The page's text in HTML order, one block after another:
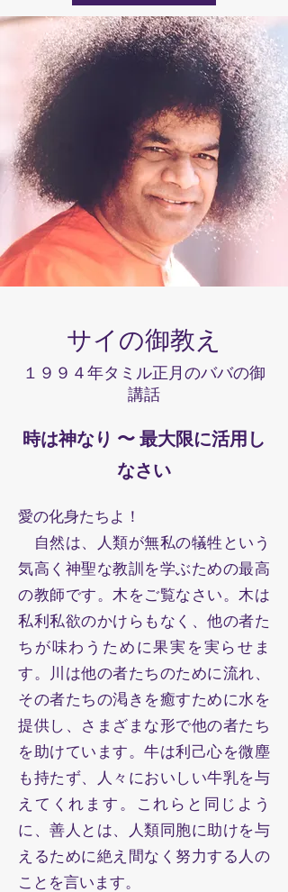
​サイの御教え
１９９４年タミル正月のババの御
講話
時は神なり 〜 最大限に活用し
なさい
愛の化身たちよ！
自然は、人類が無私の犠牲という
気高く神聖な教訓を学ぶための最高
の教師です。木をご覧なさい。木は
私利私欲のかけらもなく、他の者た
ちが味わうために果実を実らせま
す。川は他の者たちのために流れ、
その者たちの渇きを癒すために水を
提供し、さまざまな形で他の者たち
を助けています。牛は利己心を微塵
も持たず、人々においしい牛乳を与
えてくれます。これらと同じよう
に、善人とは、人類同胞に助けを与
えるために絶え間なく努力する人の
ことを言います。